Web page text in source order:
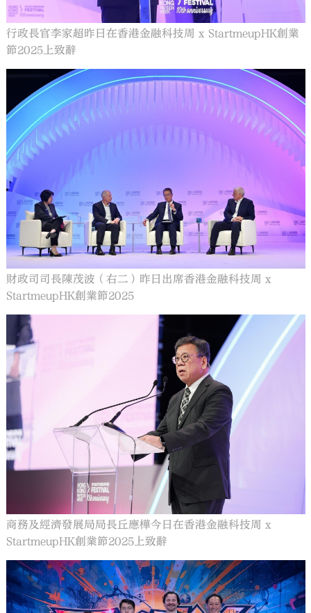
行政長官李家超昨日在香港金融科技周 x StartmeupHK創業
節2025上致辭
財政司司長陳茂波（右二）昨日出席香港金融科技周 x
StartmeupHK創業節2025
商務及經濟發展局局長丘應樺今日在香港金融科技周 x
StartmeupHK創業節2025上致辭